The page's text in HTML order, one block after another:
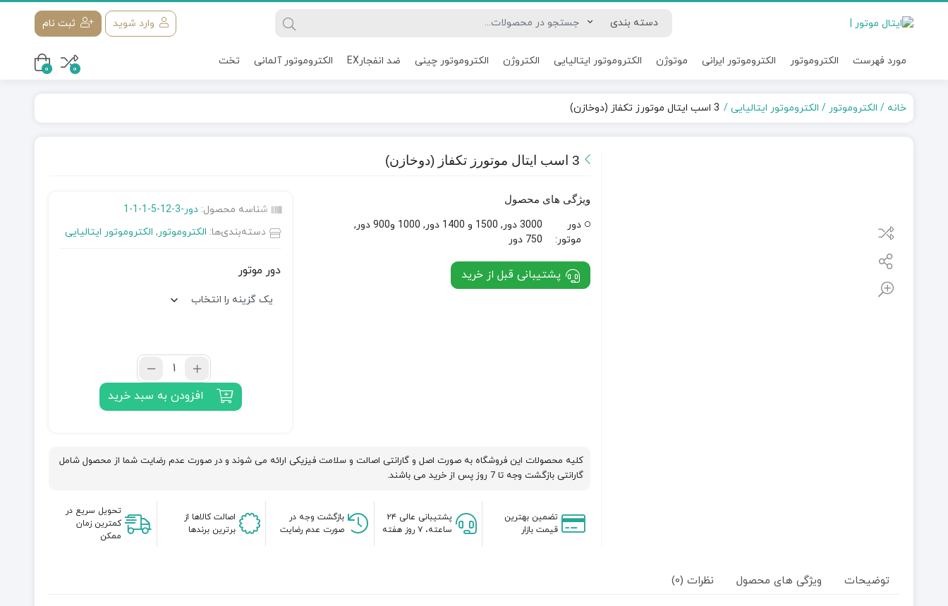
وارد شوید ثبت نام
مورد فهرست الکتروموتور الکتروموتور ایرانی موتوژن الکتروموتور ایتالیایی الکتروژن الکتروموتور چینی ضد انفجارEX الکتروموتور آلمانی تخت
0
0
خانه الکتروموتور الکتروموتور ایتالیایی 3 اسب ایتال موتورز تکفاز (دوخازن)
3 اسب ایتال موتورز تکفاز (دوخازن)
ویژگی های محصول
دور
موتور:
3000 دور, 1500 و 1400 دور, 1000 و900 دور,
750 دور
پشتیبانی قبل از خرید
شناسه محصول: دور-3-12-5-1-1-1
دسته‌بندی‌ها: الکتروموتور, الکتروموتور ایتالیایی
دور موتور
تعداد:
3
اسب
ایتال
(دوخازن)
افزودن به سبد خرید
کلیه محصولات این فروشگاه به صورت اصل و گارانتی اصالت و سلامت فیزیکی ارائه می شوند و در صورت عدم رضایت شما از محصول شامل
گارانتی بازگشت وجه تا 7 روز پس از خرید می باشند.
تضمین بهترین
قیمت بازار
پشتیبانی عالی ۲۴
ساعته، ۷ روز هفته
بازگشت وجه در
صورت عدم رضایت
اصالت کالاها از
برترین برندها
تحویل سریع در
کمترین زمان
ممکن
توضیحات ویژگی های محصول نظرات (0)